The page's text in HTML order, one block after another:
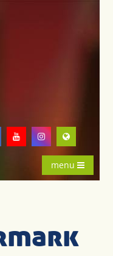
menu